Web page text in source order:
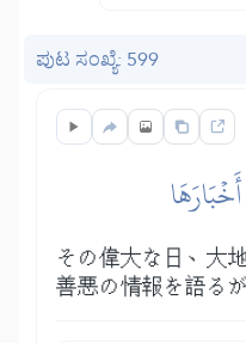
ಪುಟ ಸಂಖ್ಯೆ: 599
その偉大な日、大
善悪の情報を語るが